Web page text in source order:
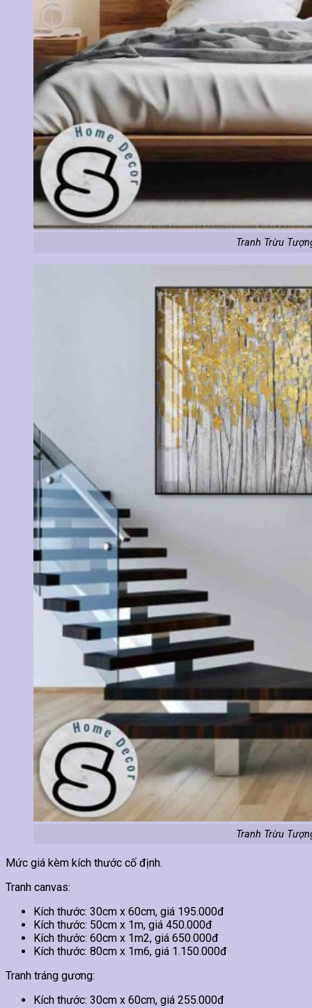
Tranh Trừu
Tranh Trừu
Mức giá kèm kích thước cố định.
Tranh canvas:
Kích thước: 30cm x 60cm, giá 195.000đ
Kích thước: 50cm x 1m, giá 450.000đ
Kích thước: 60cm x 1m2, giá 650.000đ
Kích thước: 80cm x 1m6, giá 1.150.000đ
Tranh tráng gương:
Kích thước: 30cm x 60cm, giá 255.000đ